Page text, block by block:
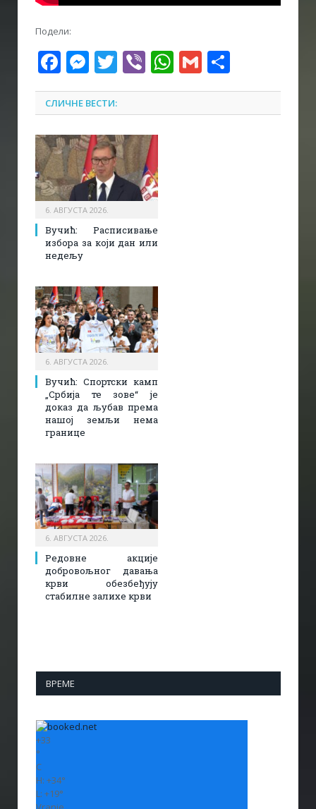
Подели:
Facebook
Messenger
Twitter
ViberWhatsApp
Gmail
СЛИЧНЕ ВЕСТИ:
6. АВГУСТА 2026.
Вучић: Расписивање
избора за који дан или
недељу
6. АВГУСТА 2026.
Вучић: Спортски камп
„Србија те зове“ је
доказ да љубав према
нашој земљи нема
границе
6. АВГУСТА 2026.
Редовне акције
добровољног давања
крви обезбеђују
стабилне залихе крви
ВРЕМЕ
+33
°
C
H: +34°
L: +19°